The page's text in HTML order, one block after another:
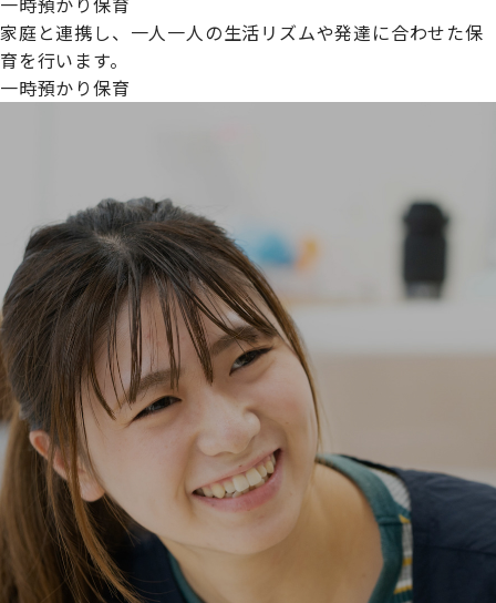
家庭と連携し、一人一人の生活リズムや発達に合わせた保
育を行います。
一時預かり保育